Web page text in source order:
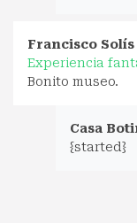
Francisco Solís
Experiencia
Bonito museo.
Casa
{started}